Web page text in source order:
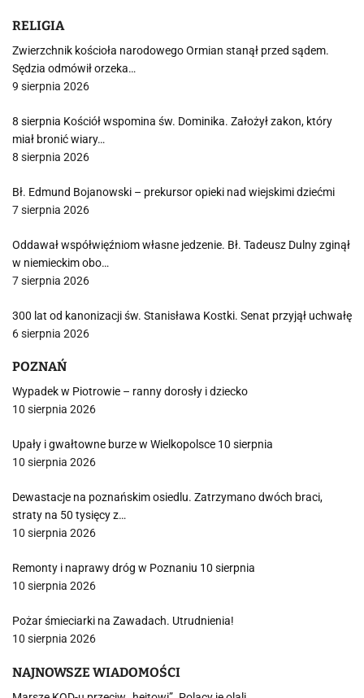
RELIGIA
Zwierzchnik kościoła narodowego Ormian stanął przed sądem.
Sędzia odmówił orzeka…
9 sierpnia 2026
8 sierpnia Kościół wspomina św. Dominika. Założył zakon, który
miał bronić wiary…
8 sierpnia 2026
Bł. Edmund Bojanowski – prekursor opieki nad wiejskimi dziećmi
7 sierpnia 2026
Oddawał współwięźniom własne jedzenie. Bł. Tadeusz Dulny zginął
w niemieckim obo…
7 sierpnia 2026
300 lat od kanonizacji św. Stanisława Kostki. Senat przyjął uchwałę
6 sierpnia 2026
POZNAŃ
Wypadek w Piotrowie – ranny dorosły i dziecko
10 sierpnia 2026
Upały i gwałtowne burze w Wielkopolsce 10 sierpnia
10 sierpnia 2026
Dewastacje na poznańskim osiedlu. Zatrzymano dwóch braci,
straty na 50 tysięcy z…
10 sierpnia 2026
Remonty i naprawy dróg w Poznaniu 10 sierpnia
10 sierpnia 2026
Pożar śmieciarki na Zawadach. Utrudnienia!
10 sierpnia 2026
NAJNOWSZE WIADOMOŚCI